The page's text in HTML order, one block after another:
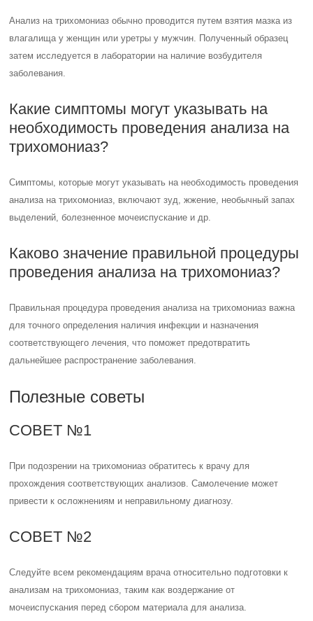
Анализ на трихомониаз обычно проводится путем взятия мазка из
влагалища у женщин или уретры у мужчин. Полученный образец
затем исследуется в лаборатории на наличие возбудителя
заболевания.
Какие симптомы могут указывать на
необходимость проведения анализа на
трихомониаз?
Симптомы, которые могут указывать на необходимость проведения
анализа на трихомониаз, включают зуд, жжение, необычный запах
выделений, болезненное мочеиспускание и др.
Каково значение правильной процедуры
проведения анализа на трихомониаз?
Правильная процедура проведения анализа на трихомониаз важна
для точного определения наличия инфекции и назначения
соответствующего лечения, что поможет предотвратить
дальнейшее распространение заболевания.
Полезные советы
СОВЕТ №1
При подозрении на трихомониаз обратитесь к врачу для
прохождения соответствующих анализов. Самолечение может
привести к осложнениям и неправильному диагнозу.
СОВЕТ №2
Следуйте всем рекомендациям врача относительно подготовки к
анализам на трихомониаз, таким как воздержание от
мочеиспускания перед сбором материала для анализа.